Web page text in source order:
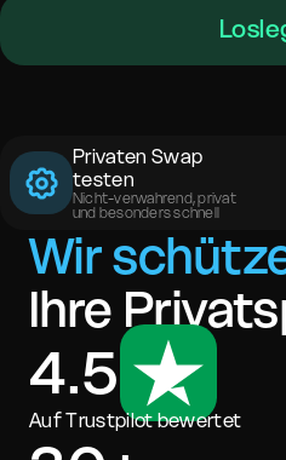
Privaten Swap
testen
Nicht-verwahrend, privat
und besonders schnell
Wir
Ihre
4.5
Auf Trustpilot bewertet